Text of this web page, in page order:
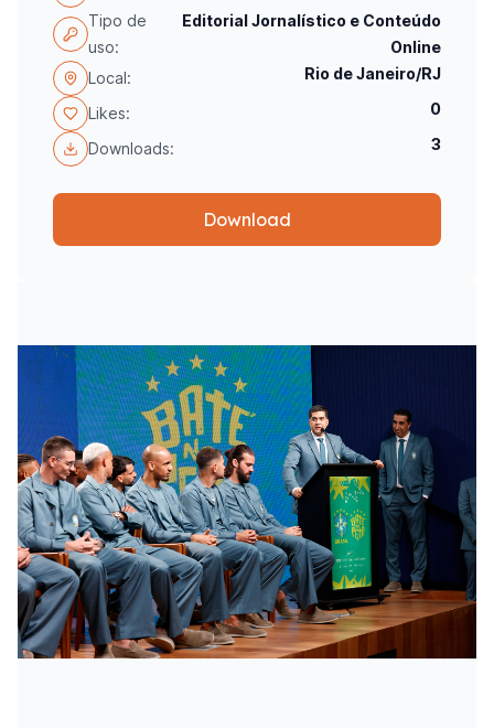
Tipo de
uso:
Editorial Jornalístico e Conteúdo
Online
Local:
Rio de Janeiro/RJ
Likes: 0
Downloads: 3
Download